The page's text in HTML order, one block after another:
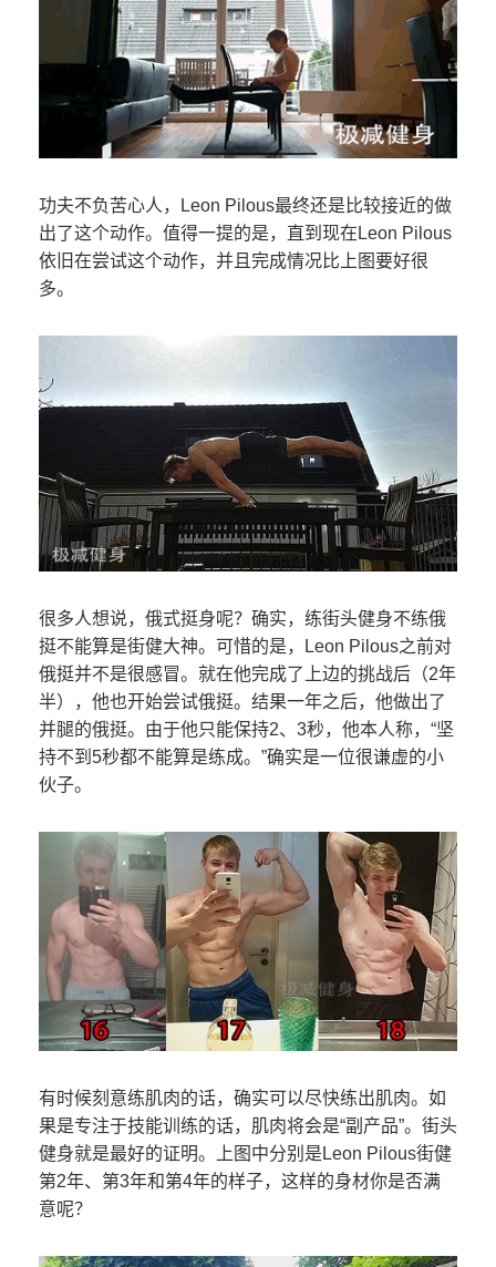
功夫不负苦心人，Leon Pilous最终还是比较接近的做
出了这个动作。值得一提的是，直到现在Leon Pilous
依旧在尝试这个动作，并且完成情况比上图要好很
多。
很多人想说，俄式挺身呢？确实，练街头健身不练俄
挺不能算是街健大神。可惜的是，Leon Pilous之前对
俄挺并不是很感冒。就在他完成了上边的挑战后（2年
半），他也开始尝试俄挺。结果一年之后，他做出了
并腿的俄挺。由于他只能保持2、3秒，他本人称，“坚
持不到5秒都不能算是练成。”确实是一位很谦虚的小
伙子。
有时候刻意练肌肉的话，确实可以尽快练出肌肉。如
果是专注于技能训练的话，肌肉将会是“副产品”。街头
健身就是最好的证明。上图中分别是Leon Pilous街健
第2年、第3年和第4年的样子，这样的身材你是否满
意呢？